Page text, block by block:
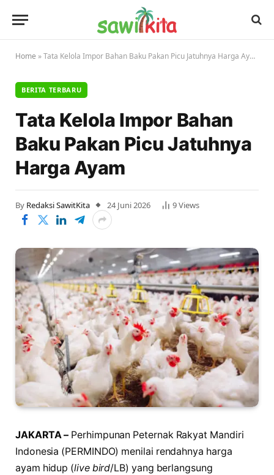
Home »Tata Kelola Impor Bahan Baku Pakan Picu Jatuhnya Harga Ayam
BERITA TERBARU
Tata Kelola Impor Bahan
Baku Pakan Picu Jatuhnya
Harga Ayam
By Redaksi SawitKita 24 Juni 2026 9Views
JAKARTA – Perhimpunan Peternak Rakyat Mandiri
Indonesia (PERMINDO) menilai rendahnya harga
ayam hidup (live bird/LB) yang berlangsung